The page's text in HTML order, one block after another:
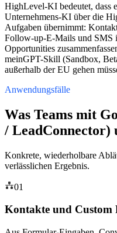
HighLevel-KI bedeutet, dass
Unternehmens-KI über die
Aufgaben übernimmt:
Follow-up-E-Mails und SMS
Opportunities
meinGPT-Skill (Sandbox,
außerhalb der EU gehen
Anwendungsfälle
Was Teams mit
/ LeadConnector)
Konkrete, wiederholbare
verlässlichen Ergebnis.
01
Kontakte und Custom